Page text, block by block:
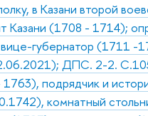
в Казани второй
(1708 - 1714);
губернатор (1711 -
ДПС. 2-2.
подрядчик и
комнатный